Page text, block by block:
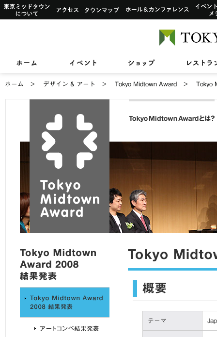
東京ミッドタウンについて
アクセス タウンマップ ホール&
イベント ショップ
イベント一覧
2026/3/27(金)〜
スープはいのち
ショップ検索
フロアガイド
2026/7/1(水)〜8/
レストラン＆フード検索
フロアガイド
2026/7/17(金)〜
アートワーク
TOKYO MIDTOWN DESIGN LIVE 六本木未来会議
東京ミッドタウンクリニック
東京ミッドタウン レジデンス
ザ・
サービス案内トップ インフォ
ご利用可
小さなお子様をお連れのお客様へ バリアフ
ホーム デザイン & アート Tokyo Midtown Award Tokyo
テーマ